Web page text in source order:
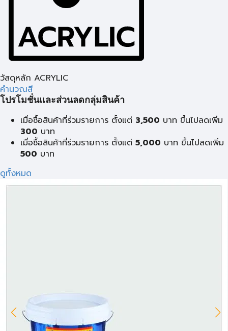
วัสดุหลัก ACRYLIC
คำนวณสี
โปรโมชั่นและส่วนลดกลุ่มสินค้า
เมื่อซื้อสินค้าที่ร่วมรายการ ตั้งแต่ 3,500 บาท ขึ้นไปลดเพิ่ม
300 บาท
เมื่อซื้อสินค้าที่ร่วมรายการ ตั้งแต่ 5,000 บาท ขึ้นไปลดเพิ่ม
500 บาท
ดูทั้งหมด